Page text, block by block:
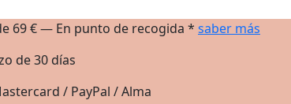
69 € — En punto de recogida * saber más
de 30 días
/ PayPal / Alma